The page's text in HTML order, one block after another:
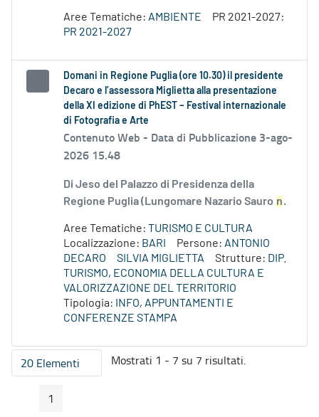
Aree Tematiche: AMBIENTE
PR 2021-2027:
PR 2021-2027
Domani in Regione Puglia (ore 10.30) il presidente
Decaro e l’assessora Miglietta alla presentazione
della XI edizione di PhEST – Festival internazionale
di Fotografia e Arte
Contenuto Web - Data di Pubblicazione 3-ago-
2026 15.48
Di Jeso del Palazzo di Presidenza della
Regione Puglia (Lungomare Nazario Sauro n.
Aree Tematiche: TURISMO E CULTURA
Localizzazione: BARI Persone: ANTONIO
DECARO
SILVIA MIGLIETTA Strutture: DIP.
TURISMO, ECONOMIA DELLA CULTURA E
VALORIZZAZIONE DEL TERRITORIO
Tipologia:
INFO, APPUNTAMENTI E
CONFERENZE STAMPA
20 ElementiPer pagina
Mostrati 1 - 7 su 7 risultati.
Pagina Precedente
Pagina
1